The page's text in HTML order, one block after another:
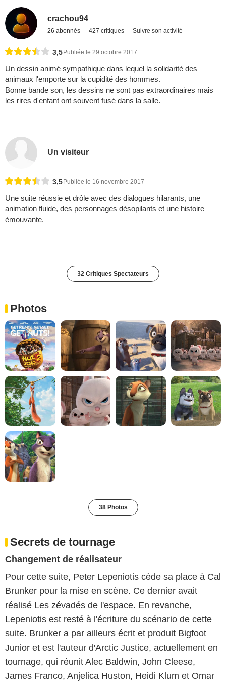
crachou94
26 abonnés 427 critiques Suivre son activité
3,5 Publiée le 29 octobre 2017
Un dessin animé sympathique dans lequel la solidarité des
animaux l'emporte sur la cupidité des hommes.
Bonne bande son, les dessins ne sont pas extraordinaires mais
les rires d'enfant ont souvent fusé dans la salle.
Un visiteur
3,5 Publiée le 16 novembre 2017
Une suite réussie et drôle avec des dialogues hilarants, une
animation fluide, des personnages désopilants et une histoire
émouvante.
32 Critiques Spectateurs
Photos
38 Photos
Secrets de tournage
Changement de réalisateur
Pour cette suite, Peter Lepeniotis cède sa place à Cal
Brunker pour la mise en scène. Ce dernier avait
réalisé Les zévadés de l'espace. En revanche,
Lepeniotis est resté à l'écriture du scénario de cette
suite. Brunker a par ailleurs écrit et produit Bigfoot
Junior et est l'auteur d'Arctic Justice, actuellement en
tournage, qui réunit Alec Baldwin, John Cleese,
James Franco, Anjelica Huston, Heidi Klum et Omar